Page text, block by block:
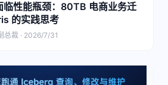
临性能瓶颈：80TB 电商业务迁
的实践思考
总裁 · 2026/7/31